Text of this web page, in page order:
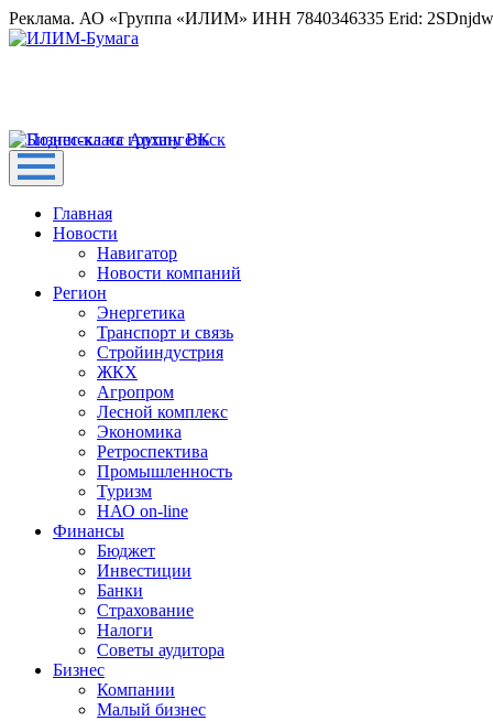
Реклама. АО «Группа «ИЛИМ» ИНН 7840346335 Erid:
Главная
Новости
Навигатор
Новости компаний
Регион
Энергетика
Транспорт и связь
Стройиндустрия
ЖКХ
Агропром
Лесной комплекс
Экономика
Ретроспектива
Промышленность
Туризм
НАО on-line
Финансы
Бюджет
Инвестиции
Банки
Страхование
Налоги
Советы аудитора
Бизнес
Компании
Малый бизнес